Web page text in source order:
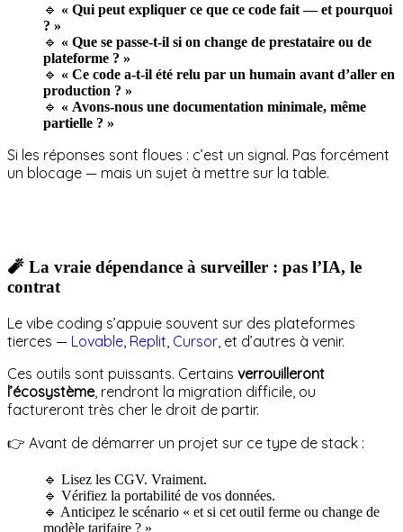
🔹 « Qui peut expliquer ce que ce code fait — et pourquoi
? »
🔹 « Que se passe-t-il si on change de prestataire ou de
plateforme ? »
🔹 « Ce code a-t-il été relu par un humain avant d’aller en
production ? »
🔹 « Avons-nous une documentation minimale, même
partielle ? »
Si les réponses sont floues : c’est un signal. Pas forcément
un blocage — mais un sujet à mettre sur la table.
🧨 La vraie dépendance à surveiller : pas l’IA, le
contrat
Le vibe coding s’appuie souvent sur des plateformes
tierces — Lovable, Replit, Cursor, et d’autres à venir.
Ces outils sont puissants. Certains verrouilleront
l’écosystème, rendront la migration difficile, ou
factureront très cher le droit de partir.
👉 Avant de démarrer un projet sur ce type de stack :
🔹 Lisez les CGV. Vraiment.
🔹 Vérifiez la portabilité de vos données.
🔹 Anticipez le scénario « et si cet outil ferme ou change de
modèle tarifaire ? »